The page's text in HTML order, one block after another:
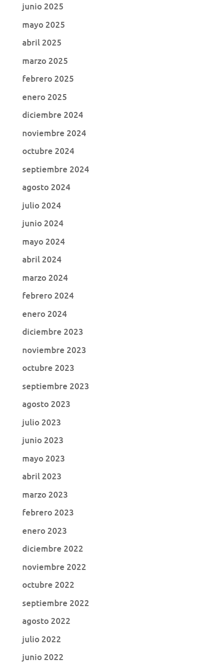
junio 2025
mayo 2025
abril 2025
marzo 2025
febrero 2025
enero 2025
diciembre 2024
noviembre 2024
octubre 2024
septiembre 2024
agosto 2024
julio 2024
junio 2024
mayo 2024
abril 2024
marzo 2024
febrero 2024
enero 2024
diciembre 2023
noviembre 2023
octubre 2023
septiembre 2023
agosto 2023
julio 2023
junio 2023
mayo 2023
abril 2023
marzo 2023
febrero 2023
enero 2023
diciembre 2022
noviembre 2022
octubre 2022
septiembre 2022
agosto 2022
julio 2022
junio 2022